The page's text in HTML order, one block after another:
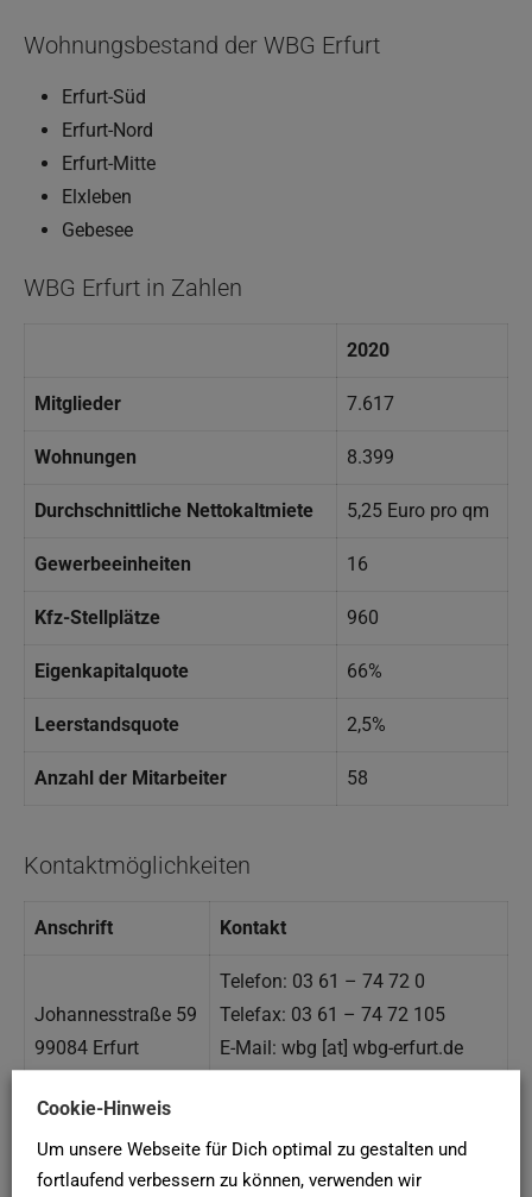
Wohnungsbestand der WBG Erfurt
Erfurt-Süd
Erfurt-Nord
Erfurt-Mitte
Elxleben
Gebesee
WBG Erfurt in Zahlen
2020
Mitglieder 7.617
Wohnungen 8.399
Durchschnittliche Nettokaltmiete 5,25 Euro pro qm
Gewerbeeinheiten 16
Kfz-Stellplätze 960
Eigenkapitalquote 66%
Leerstandsquote 2,5%
Anzahl der Mitarbeiter 58
Kontaktmöglichkeiten
Anschrift Kontakt
Johannesstraße 59
99084 Erfurt
Telefon: 03 61 – 74 72 0
Telefax: 03 61 – 74 72 105
E-Mail: wbg [at] wbg-erfurt.de
Karte und Anfahrt
Cookie-Hinweis
Um unsere Webseite für Dich optimal zu gestalten und
fortlaufend verbessern zu können, verwenden wir